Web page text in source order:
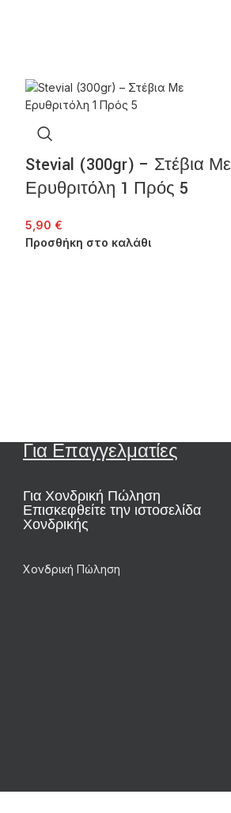
Stevial (300gr) – Στέβια Με
Ερυθριτόλη 1 Πρός 5
5,90 €
Προσθήκη στο καλάθι
Για Επαγγελματίες
Για Χονδρική Πώληση
Επισκεφθείτε την ιστοσελίδα
Χονδρικής
Χονδρική Πώληση